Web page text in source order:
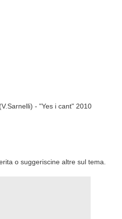
- "Yes i cant" 2010
o suggeriscine altre sul tema.